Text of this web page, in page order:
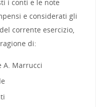
i conti e le note
e considerati gli
corrente esercizio,
di:
A. Marrucci